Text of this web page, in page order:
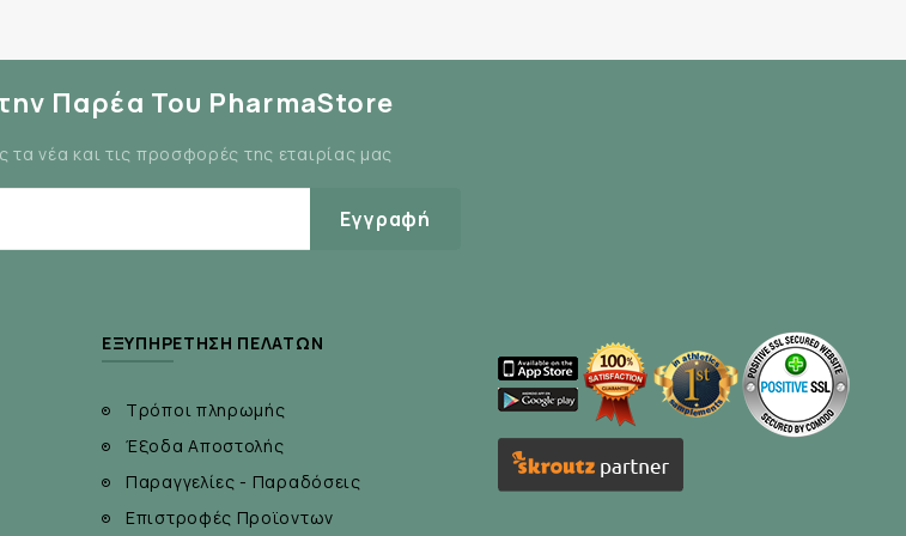
Παρέα Του PharmaStore
νέα και τις προσφορές της εταιρίας μας
Εγγραφή
ΕΞΥΠΗΡΈΤΗΣΗ ΠΕΛΑΤΏΝ
Τρόποι πληρωμής
Έξοδα Αποστολής
Παραγγελίες - Παραδόσεις
Επιστροφές Προϊοντων